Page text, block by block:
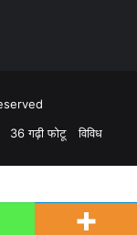
36 गढ़ी फोटू विविध